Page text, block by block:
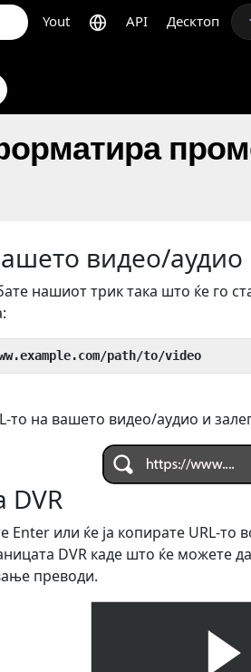
Yout API Десктоп
видео/аудио
нашиот трик така што ќе го
path/to/video
то на вашето видео/аудио и
DVR
Enter или ќе ја копирате URL-то
DVR каде што ќе можете
преводи.